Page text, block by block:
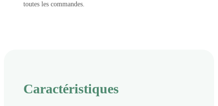
toutes les commandes.
Caractéristiques